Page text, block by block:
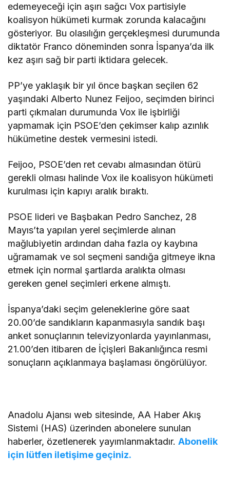
edemeyeceği için aşırı sağcı Vox partisiyle
koalisyon hükümeti kurmak zorunda kalacağını
gösteriyor. Bu olasılığın gerçekleşmesi durumunda
diktatör Franco döneminden sonra İspanya’da ilk
kez aşırı sağ bir parti iktidara gelecek.
PP’ye yaklaşık bir yıl önce başkan seçilen 62
yaşındaki Alberto Nunez Feijoo, seçimden birinci
parti çıkmaları durumunda Vox ile işbirliği
yapmamak için PSOE’den çekimser kalıp azınlık
hükümetine destek vermesini istedi.
Feijoo, PSOE’den ret cevabı almasından ötürü
gerekli olması halinde Vox ile koalisyon hükümeti
kurulması için kapıyı aralık bıraktı.
PSOE lideri ve Başbakan Pedro Sanchez, 28
Mayıs’ta yapılan yerel seçimlerde alınan
mağlubiyetin ardından daha fazla oy kaybına
uğramamak ve sol seçmeni sandığa gitmeye ikna
etmek için normal şartlarda aralıkta olması
gereken genel seçimleri erkene almıştı.
İspanya’daki seçim geleneklerine göre saat
20.00’de sandıkların kapanmasıyla sandık başı
anket sonuçlarının televizyonlarda yayınlanması,
21.00’den itibaren de İçişleri Bakanlığınca resmi
sonuçların açıklanmaya başlaması öngörülüyor.
Anadolu Ajansı web sitesinde, AA Haber Akış
Sistemi (HAS) üzerinden abonelere sunulan
haberler, özetlenerek yayımlanmaktadır.Abonelik
için lütfen iletişime geçiniz.